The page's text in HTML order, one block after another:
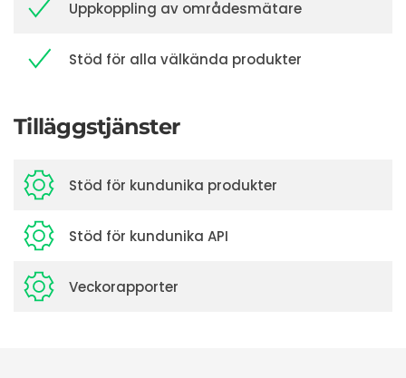
Uppkoppling av områdesmätare
Stöd för alla välkända produkter
Tilläggstjänster
Stöd för kundunika produkter
Stöd för kundunika API
Veckorapporter